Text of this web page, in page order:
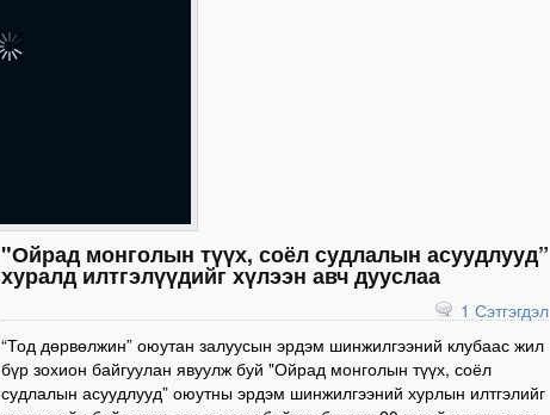
"Ойрад монголын түүх, соёл судлалын асуудлууд”
хуралд илтгэлүүдийг хүлээн авч дууслаа
1 Сэтгэгдэл
“Тод дөрвөлжин” оюутан залуусын эрдэм шинжилгээний клубаас жил
бүр зохион байгуулан явуулж буй "Ойрад монголын түүх, соёл
судлалын асуудлууд” оюутны эрдэм шинжилгээний хурлын илтгэлийг